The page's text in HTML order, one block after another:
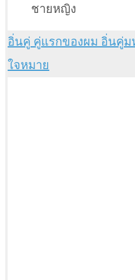
ชายหญิง
อิ่นคู่ คู่แรกของผม อิ่นคู่ม
ใจหมาย